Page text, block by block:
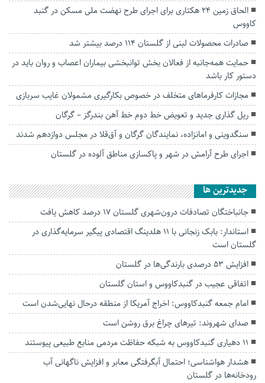
الحاق زمین ۲۴ هکتاری برای اجرای طرح نهضت ملی مسکن در گنبد
کاووس
صادرات محصولات لبنی از گلستان ۱۱۴ درصد بیشتر شد
حمایت همه‌جانبه از فعالان بخش توانبخشی بیماران اعصاب و روان باید در
دستور کار باشد
مجازات کارفرما‌های متخلف در خصوص بکارگیری مشمولان غایب سربازی
ریل گذاری جدید و تعویض خط دوم خط آهن بندرگز – گرگان
سنگدوینی و امانزاده، نمایندگان گرگان و آق‌قلا در مجلس دوازدهم شدند
اجرای طرح آرامش در شهر و پاکسازی مناطق آلوده در گلستان
جديدترين ها
جانباختگان تصادفات درون‌شهری گلستان ۱۷ درصد کاهش یافت
استاندار: بابک زنجانی با ۱۱ هلدینگ اقتصادی پیگیر سرمایه‌گذاری در
گلستان است
افزایش ۵۳ درصدی بارندگی‌ها در گلستان
اتفاقی عجیب در‌ گنبدکاووس و استان گلستان
امام جمعه گنبدکاووس: اخراج آمریکا از منطقه درحال نهایی‌شدن است
صدای شهروند: تیرهای چراغ برق روشن است
۱۱ دهیاری گنبدکاووس به شبکه حفاظت مردمی منابع طبیعی پیوستند
هشدار هواشناسی؛ احتمال آبگرفتگی معابر و افزایش ناگهانی آب
رودخانه‌ها در گلستان